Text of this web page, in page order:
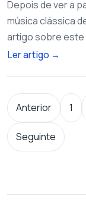
Depois de ver a
música clássica
artigo sobre este
Ler artigo →
Paginação
Anterior 1
Seguinte